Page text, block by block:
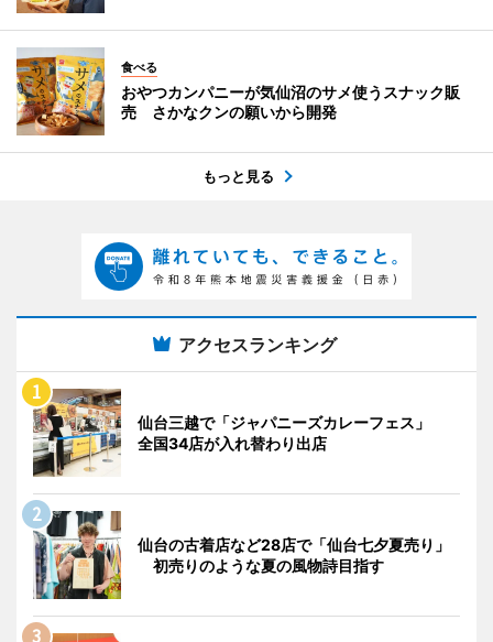
食べる
おやつカンパニーが気仙沼のサメ使うスナック販
売 さかなクンの願いから開発
もっと見る
アクセスランキング
仙台三越で「ジャパニーズカレーフェス」
全国34店が入れ替わり出店
仙台の古着店など28店で「仙台七夕夏売り」
初売りのような夏の風物詩目指す